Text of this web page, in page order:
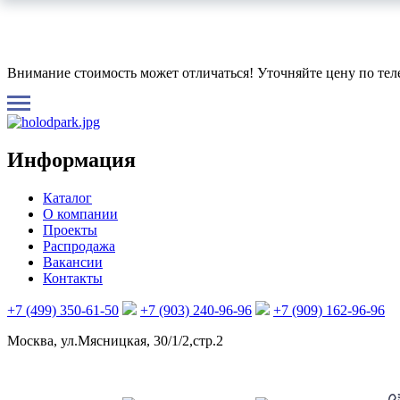
Внимание стоимость может отличаться! Уточняйте цену по
Информация
Каталог
О компании
Проекты
Распродажа
Вакансии
Контакты
+7 (499) 350-61-50 +7 (903) 240-96-96
+7 (909) 162-96-96
Москва, ул.Мясницкая, 30/1/2,стр.2